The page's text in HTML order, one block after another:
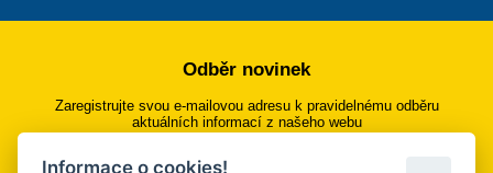
Odběr novinek
Zaregistrujte svou e-mailovou adresu k pravidelnému odběru
aktuálních informací z našeho webu
Přihlásit se k odběru
Informace o cookies!